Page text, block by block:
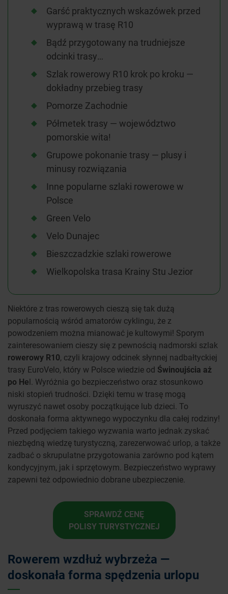
Garść praktycznych wskazówek przed
wyprawą w trasę R10
Bądź przygotowany na trudniejsze
odcinki trasy…
Szlak rowerowy R10 krok po kroku —
dokładny przebieg trasy
Pomorze Zachodnie
Półmetek trasy — województwo
pomorskie wita!
Grupowe pokonanie trasy — plusy i
minusy rozwiązania
Inne popularne szlaki rowerowe w
Polsce
Green Velo
Velo Dunajec
Bieszczadzkie szlaki rowerowe
Wielkopolska trasa Krainy Stu Jezior
Niektóre z tras rowerowych cieszą się tak dużą
popularnością wśród amatorów cyklingu, że z
powodzeniem można mianować je kultowymi! Sporym
zainteresowaniem cieszy się z pewnością nadmorski szlak
rowerowy R10, czyli krajowy odcinek słynnej nadbałtyckiej
trasy EuroVelo, który w Polsce wiedzie od Świnoujścia aż
po Hel. Wyróżnia go bezpieczeństwo oraz stosunkowo
niski stopień trudności. Dzięki temu w trasę mogą
wyruszyć nawet osoby początkujące lub dzieci. To
doskonała forma aktywnego wypoczynku dla całej rodziny!
Przed podjęciem takiego wyzwania warto jednak zyskać
niezbędną wiedzę turystyczną, zarezerwować urlop, a także
zadbać o skrupulatne przygotowania zarówno pod kątem
kondycyjnym, jak i sprzętowym. Bezpieczeństwo wyprawy
zapewni też odpowiednio dobrane ubezpieczenie.
SPRAWDŹ CENĘ
POLISY TURYSTYCZNEJ
Rowerem wzdłuż wybrzeża —
doskonała forma spędzenia urlopu